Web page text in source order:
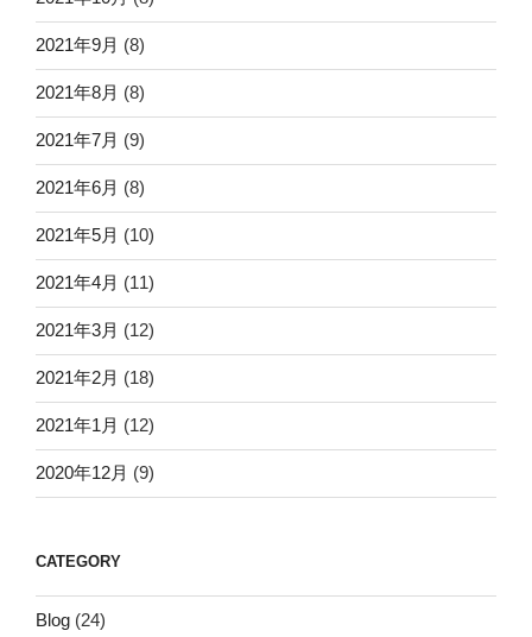
2021年9月 (8)
2021年8月 (8)
2021年7月 (9)
2021年6月 (8)
2021年5月 (10)
2021年4月 (11)
2021年3月 (12)
2021年2月 (18)
2021年1月 (12)
2020年12月 (9)
CATEGORY
Blog (24)